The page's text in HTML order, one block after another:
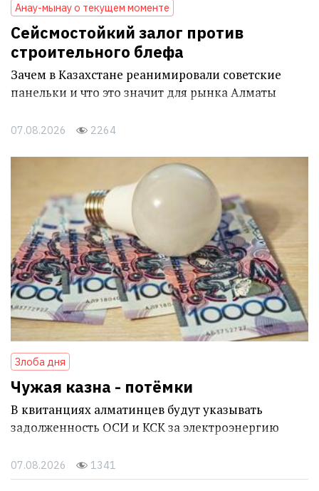
Анау-мынау о текущем моменте
Сейсмостойкий залог против
строительного блефа
Зачем в Казахстане реанимировали советские
панельки и что это значит для рынка Алматы
07.08.2026 2264
Злоба дня
Чужая казна - потёмки
В квитанциях алматинцев будут указывать
задолженность ОСИ и КСК за электроэнергию
07.08.2026 1341